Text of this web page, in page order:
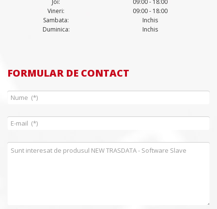
Joi:
09:00 - 18:00
Vineri:
09:00 - 18:00
Sambata:
Inchis
Duminica:
Inchis
FORMULAR DE CONTACT